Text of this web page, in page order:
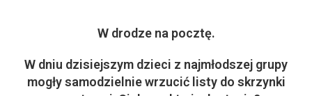
W drodze na pocztę.
W dniu dzisiejszym dzieci z najmłodszej grupy
mogły samodzielnie wrzucić listy do skrzynki